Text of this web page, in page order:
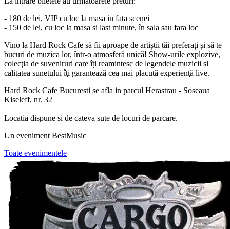
- 180 de lei, VIP cu loc la masa in fata scenei
- 150 de lei, cu loc la masa si last minute, în sala sau fara loc
Vino la Hard Rock Cafe să fii aproape de artiștii tăi preferați și să te
bucuri de muzica lor, într-o atmosferă unică! Show-urile explozive,
colecţia de suveniruri care îți reamintesc de legendele muzicii și
calitatea sunetului îţi garantează cea mai placută experienţă live.
Hard Rock Cafe Bucuresti se afla in parcul Herastrau - Soseaua
Kiseleff, nr. 32
Locatia dispune si de cateva sute de locuri de parcare.
Un eveniment BestMusic
Toate evenimentele